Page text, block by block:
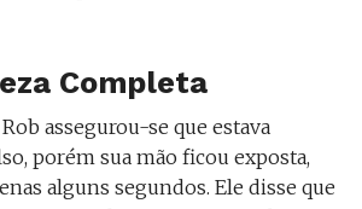
Completa
assegurou-se que estava
porém sua mão ficou exposta,
alguns segundos. Ele disse que